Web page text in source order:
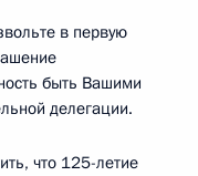
в первую
быть Вашими
делегации.
что 125-летие